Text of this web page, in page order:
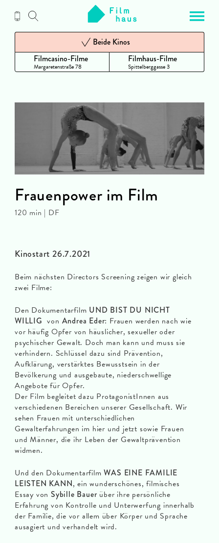
Inhalt
Filmcasino-Filme
Margaretenstraße 78
Beide Kinos
Filmhaus-Filme
Spittelberggasse 3
Kinostart 26.7.2021
Beim nächsten Directors Screening zeigen wir gleich
zwei Filme:
Den Dokumentarfilm UND BIST DU NICHT
WILLIG von Andrea Eder: Frauen werden nach wie
vor häufig Opfer von häuslicher, sexueller oder
psychischer Gewalt. Doch man kann und muss sie
verhindern. Schlüssel dazu sind Prävention,
Aufklärung, verstärktes Bewusstsein in der
Bevölkerung und ausgebaute, niederschwellige
Angebote für Opfer.
Der Film begleitet dazu ProtagonistInnen aus
verschiedenen Bereichen unserer Gesellschaft. Wir
sehen Frauen mit unterschiedlichen
Gewalterfahrungen im hier und jetzt sowie Frauen
und Männer, die ihr Leben der Gewaltprävention
widmen.
Und den DokumentarfilmWAS EINE FAMILIE
LEISTEN KANN, ein wunderschönes, filmisches
Essay von Sybille Bauerüber ihre persönliche
Erfahrung von Kontrolle und Unterwerfung innerhalb
der Familie, die vor allem über Körper und Sprache
ausagiert und verhandelt wird.
Frauenpower im Film
120 min | DF